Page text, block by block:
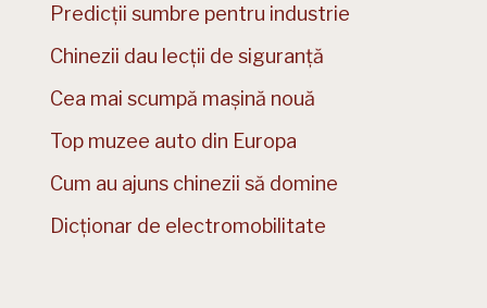
Predicții sumbre pentru industrie
Chinezii dau lecții de siguranță
Cea mai scumpă mașină nouă
Top muzee auto din Europa
Cum au ajuns chinezii să domine
Dicționar de electromobilitate